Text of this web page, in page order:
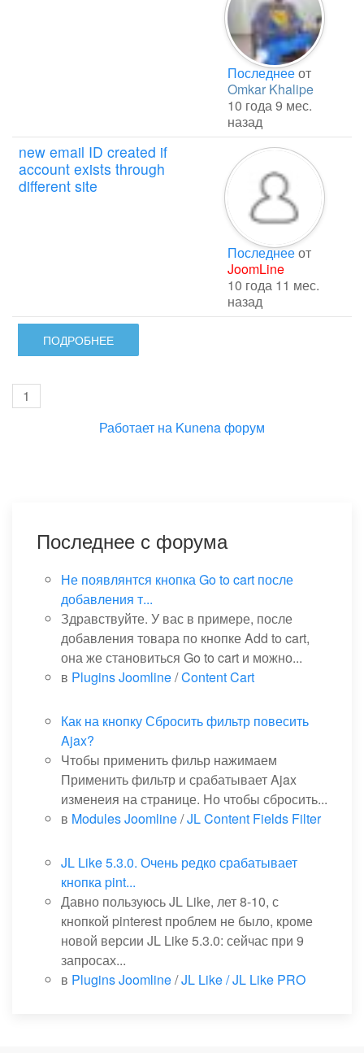
ПОДРОБНЕЕ
Последнееот
Omkar Khalipe
10 года 9 мес.
назад
new email ID created if
account exists through
different site
Последнееот
JoomLine
10 года 11 мес.
назад
1
Работает на Kunena форум
Последнее с форума
Не появлянтся кнопка Go to cart после
добавления т...
Здравствуйте. У вас в примере, после
добавления товара по кнопке Add to cart,
она же становиться Go to cart и можно...
в Plugins Joomline/Content Cart
Как на кнопку Сбросить фильтр повесить
Ajax?
Чтобы применить фильр нажимаем
Применить фильтр и срабатывает Ajax
изменеия на странице. Но чтобы сбросить...
в Modules Joomline/JL Content Fields Filter
JL Like 5.3.0. Очень редко срабатывает
кнопка pint...
Давно пользуюсь JL Like, лет 8-10, с
кнопкой pinterest проблем не было, кроме
новой версии JL Like 5.3.0: сейчас при 9
запросах...
в Plugins Joomline/JL Like / JL Like PRO